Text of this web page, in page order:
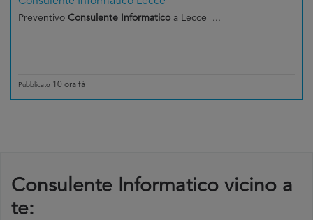
Preventivo Consulente Informatico a Lecce ...
Pubblicato 10 ora fà
Consulente Informatico vicino a
te: